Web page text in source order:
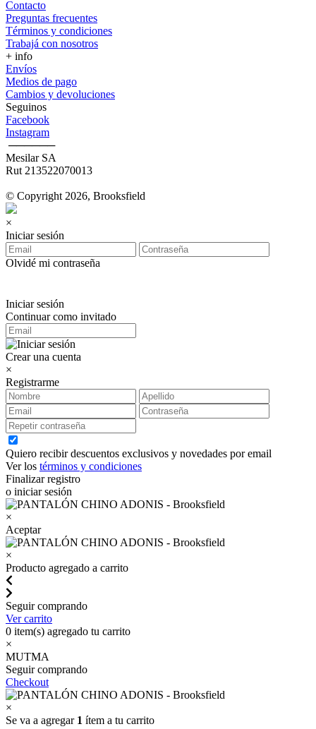
Contacto
Preguntas frecuentes
Términos y condiciones
Trabajá con nosotros
+ info
Envíos
Medios de pago
Cambios y devoluciones
Seguinos
Facebook
Instagram
‎ ──────
Mesilar SA
Rut 213522070013
© Copyright 2026, Brooksfield
×
Iniciar sesión
Olvidé mi contraseña
Iniciar sesión
Continuar como invitado
Crear una cuenta
×
Registrarme
Quiero recibir descuentos exclusivos y novedades por email
Ver los términos y condiciones
Finalizar registro
o iniciar sesión
×
Aceptar
×
Producto agregado a carrito
Seguir comprando
Ver carrito
0 item(s) agregado tu carrito
×
MUTMA
Seguir comprando
Checkout
×
Se va a agregar 1 ítem a tu carrito